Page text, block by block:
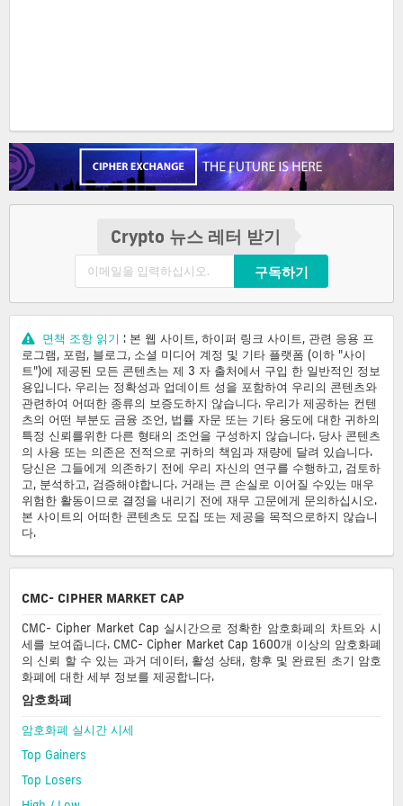
Crypto 뉴스 레터 받기
구독하기
면책 조항 읽기 : 본 웹 사이트, 하이퍼 링크 사이트, 관련 응용 프
로그램, 포럼, 블로그, 소셜 미디어 계정 및 기타 플랫폼 (이하 "사이
트")에 제공된 모든 콘텐츠는 제 3 자 출처에서 구입 한 일반적인 정보
용입니다. 우리는 정확성과 업데이트 성을 포함하여 우리의 콘텐츠와
관련하여 어떠한 종류의 보증도하지 않습니다. 우리가 제공하는 컨텐
츠의 어떤 부분도 금융 조언, 법률 자문 또는 기타 용도에 대한 귀하의
특정 신뢰를위한 다른 형태의 조언을 구성하지 않습니다. 당사 콘텐츠
의 사용 또는 의존은 전적으로 귀하의 책임과 재량에 달려 있습니다.
당신은 그들에게 의존하기 전에 우리 자신의 연구를 수행하고, 검토하
고, 분석하고, 검증해야합니다. 거래는 큰 손실로 이어질 수있는 매우
위험한 활동이므로 결정을 내리기 전에 재무 고문에게 문의하십시오.
본 사이트의 어떠한 콘텐츠도 모집 또는 제공을 목적으로하지 않습니
다.
CMC- CIPHER MARKET CAP
CMC- Cipher Market Cap 실시간으로 정확한 암호화폐의 차트와 시
세를 보여줍니다. CMC- Cipher Market Cap 1600개 이상의 암호화폐
의 신뢰 할 수 있는 과거 데이터, 활성 상태, 향후 및 완료된 초기 암호
화폐에 대한 세부 정보를 제공합니다.
암호화폐
암호화폐 실시간 시세
Top Gainers
Top Losers